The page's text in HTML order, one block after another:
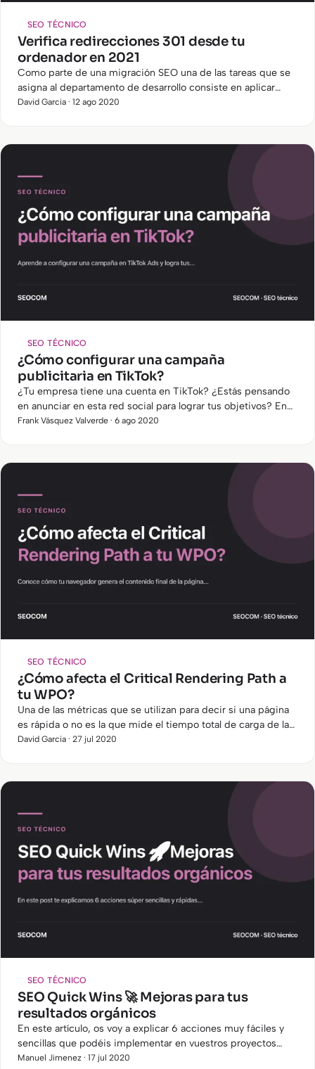
SEO TÉCNICO
Verifica redirecciones 301 desde tu
ordenador en 2021
Como parte de una migración SEO una de las tareas que se
asigna al departamento de desarrollo consiste en aplicar
redirecciones.
David Garcia · 12 ago 2020
SEO TÉCNICO
¿Cómo configurar una campaña
publicitaria en TikTok?
¿Tu empresa tiene una cuenta en TikTok? ¿Estás pensando
en anunciar en esta red social para lograr tus objetivos? En
este artículo te explicaré cómo puedes promocionar tus…
Frank Vásquez Valverde · 6 ago 2020
SEO TÉCNICO
¿Cómo afecta el Critical Rendering Path a
tu WPO?
Una de las métricas que se utilizan para decir si una página
es rápida o no es la que mide el tiempo total de carga de la
página web.
David Garcia · 27 jul 2020
SEO TÉCNICO
SEO Quick Wins 🚀 Mejoras para tus
resultados orgánicos
En este artículo, os voy a explicar 6 acciones muy fáciles y
sencillas que podéis implementar en vuestros proyectos
para mejorar vuestros resultados SEO de una manera rápida.
Manuel Jimenez · 17 jul 2020